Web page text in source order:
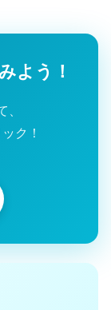
よう！
、
ク！